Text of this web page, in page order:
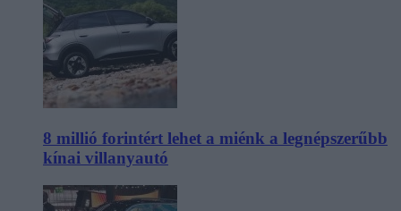
8 millió forintért lehet a miénk a legnépszerűbb
kínai villanyautó